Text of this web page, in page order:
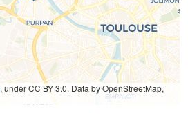
, under CC BY 3.0. Data by OpenStreetMap,